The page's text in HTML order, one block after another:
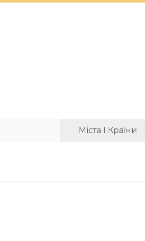
Міста І Країни